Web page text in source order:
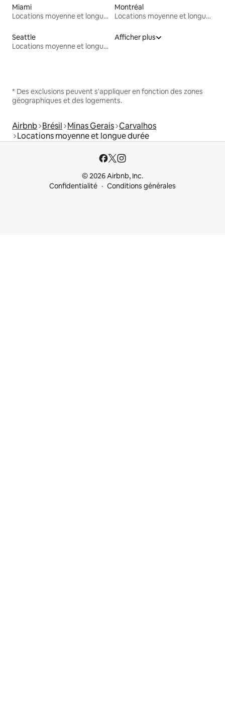
Miami
Locations moyenne et longue durée
Montréal
Locations moyenne et longue durée
Seattle
Locations moyenne et longue durée
Afficher plus
* Des exclusions peuvent s'appliquer en fonction des zones
géographiques et des logements.
Airbnb Brésil Minas Gerais Carvalhos
Locations moyenne et longue durée
© 2026 Airbnb, Inc.
Confidentialité
Conditions générales